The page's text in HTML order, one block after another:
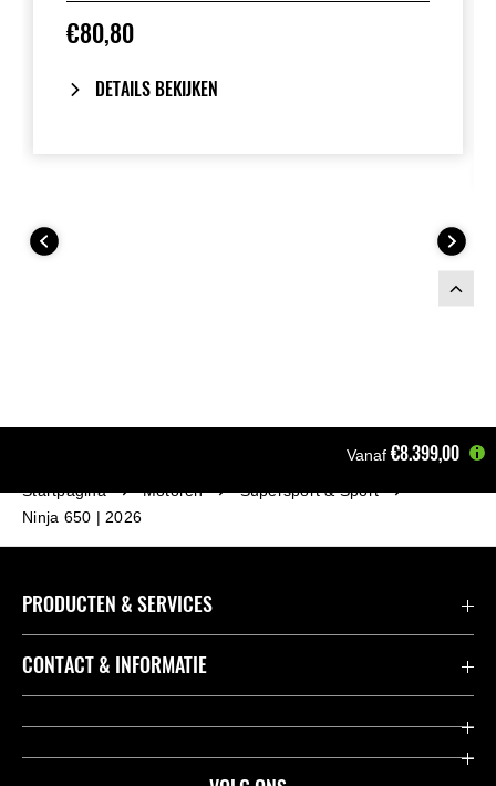
€80,80
DETAILS BEKIJKEN
Vanaf €8.399,00
Startpagina Motoren
Supersport & Sport
Ninja 650 | 2026
PRODUCTEN & SERVICES
Accessoires & Onderdelen
Dealers
CONTACT & INFORMATIE
Contact